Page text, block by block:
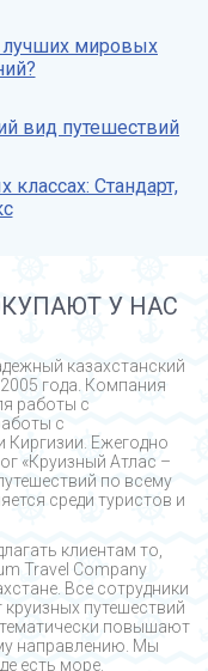
мировых
вид путешествий
Стандарт,
У НАС
казахстанский
года. Компания
работы с
с
Киргизии. Ежегодно
«Круизный Атлас –
по всему
среди туристов и
клиентам то,
Travel Company
Все сотрудники
путешествий
повышают
направлению. Мы
есть море.